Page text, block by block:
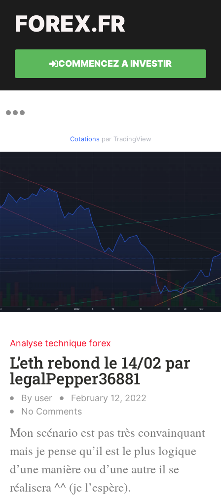
FOREX.FR
COMMENCEZ A INVESTIR
Cotations par TradingView
Analyse technique forex
L’eth rebond le 14/02 par
legalPepper36881
By user
February 12, 2022
No Comments
Mon scénario est pas très convainquant
mais je pense qu’il est le plus logique
d’une manière ou d’une autre il se
réalisera ^^ (je l’espère).